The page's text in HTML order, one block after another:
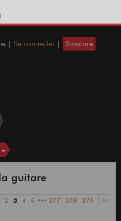
| Se connecter | S'inscrire
guitare
2 3 4 5 ••• 377 378 379 >>